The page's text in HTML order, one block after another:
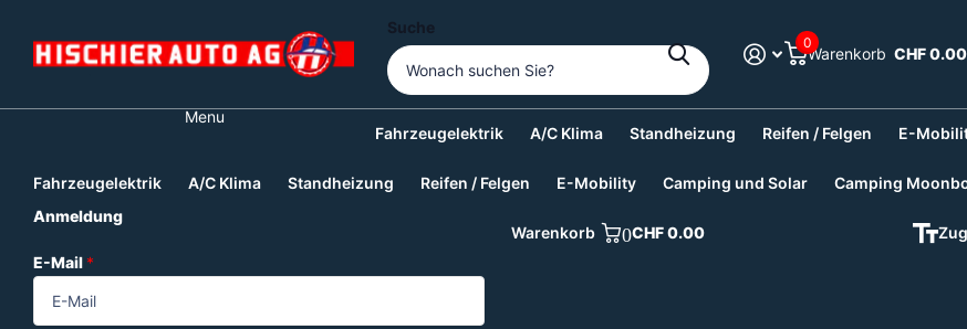
Suche
Warenkorb
0
CHF 0.00
Menu
Fahrzeugelektrik
A/C Klima Standheizung Reifen / Felgen E-
Fahrzeugelektrik A/C Klima Standheizung Reifen / Felgen E-Mobility Camping und Solar Camping
Anmeldung
E-Mail *
Warenkorb 0CHF 0.00